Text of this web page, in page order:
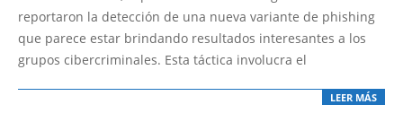
06
reportaron la detección de una nueva variante de phishing
que parece estar brindando resultados interesantes a los
grupos cibercriminales. Esta táctica involucra el
LEER MÁS